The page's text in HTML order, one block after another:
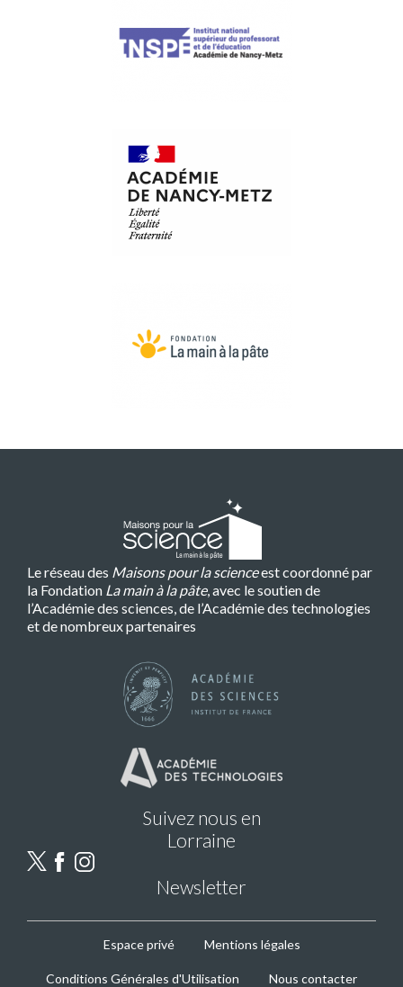
Le réseau des Maisons pour la scienceest coordonné par
la Fondation La main à la pâte, avec le soutien de
l’Académie des sciences, de l’Académie des technologies
et de nombreux partenaires
Suivez nous en
Lorraine
Newsletter
Footer
Espace privé Mentions légales
Conditions Générales d'Utilisation Nous contacter